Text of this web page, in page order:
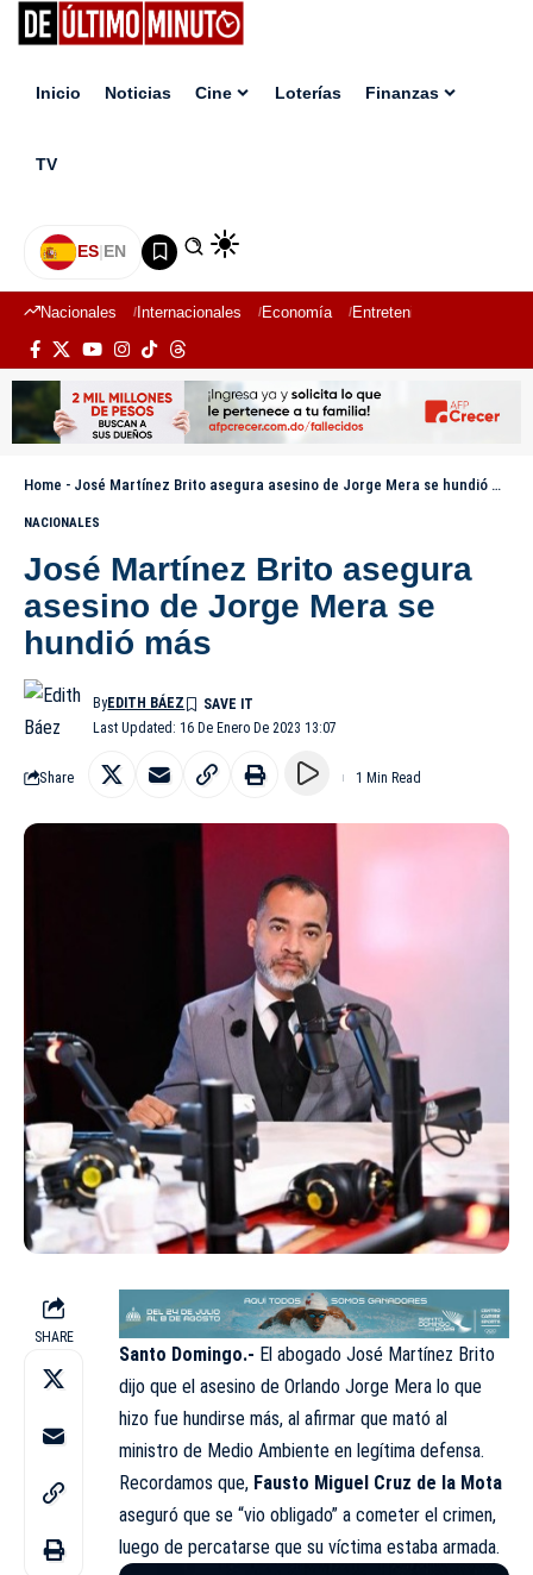
Inicio Noticias Cine Loterías Finanzas
TV
ES|EN
Nacionales Internacionales Economía Entretenimiento
Home - José Martínez Brito asegura asesino de Jorge Mera se hundió más
NACIONALES
José Martínez Brito asegura
asesino de Jorge Mera se
hundió más
Last Updated: 16 De Enero De 2023 13:07
ByEDITH BÁEZ
Share 1 Min Read
SHARE
Santo Domingo.- El abogado José Martínez Brito
dijo que el asesino de Orlando Jorge Mera lo que
hizo fue hundirse más, al afirmar que mató al
ministro de Medio Ambiente en legítima defensa.
Recordamos que, Fausto Miguel Cruz de la Mota
aseguró que se “vio obligado” a cometer el crimen,
luego de percatarse que su víctima estaba armada.